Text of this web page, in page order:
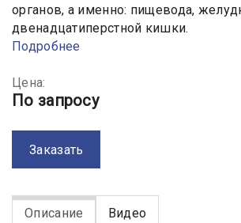
органов, а именно: пищевода,
двенадцатиперстной кишки.
Подробнее
Цена:
По запросу
Заказать
Описание Видео